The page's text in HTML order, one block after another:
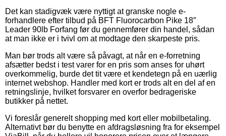
Det kan stadigvæk være nyttigt at granske nogle e-
forhandlere efter tilbud på BFT Fluorocarbon Pike 18″
Leader 90lb Forfang før du gennemfører din handel, sådan
at man ikke er i tvivl om at modtage den skarpeste pris.
Man bør trods alt være så påvagt, at når en e-forretning
afsætter bedst i test varer for en pris som anses for uhørt
overkommelig, burde det tit være et kendetegn på en uærlig
internet webshop. Handler med kort er trods alt en del af en
retningslinje, hvilket forsvarer en overfor bedrageriske
butikker på nettet.
Vi foreslår generelt shopping med kort eller mobilbetaling.
Alternativt bør du benytte en afdragsløsning fra for eksempel